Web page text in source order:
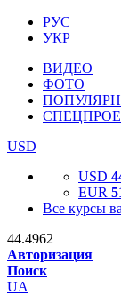
РУС
УКР
ВИДЕО
ФОТО
USD
USD
EUR
Все курсы
44.4962
Авторизация
Поиск
UA